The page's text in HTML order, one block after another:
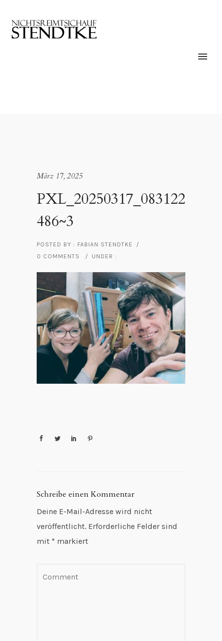
März 17, 2025
PXL_20250317_083122
486~3
POSTED BY : FABIAN STENDTKE
/
0 COMMENTS
/ UNDER :
Schreibe einen Kommentar
Deine E-Mail-Adresse wird nicht
veröffentlicht. Erforderliche Felder sind
mit * markiert